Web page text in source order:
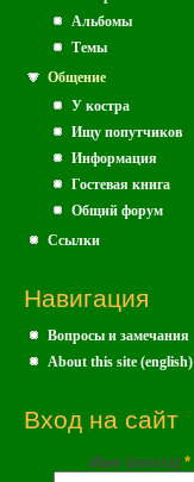
Альбомы
Темы
Общение
У костра
Ищу попутчиков
Информация
Гостевая книга
Общий форум
Ссылки
Навигация
Вопросы и замечания
About this site (english)
Вход на сайт
Имя (почта) *